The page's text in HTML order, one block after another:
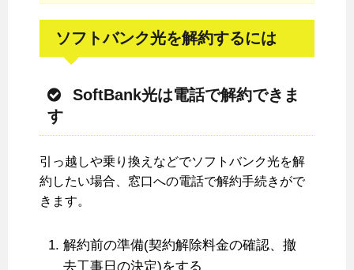
ソフトバンク光を解約するには
SoftBank光は電話で解約できま
す
引っ越しや乗り換えなどでソフトバンク光を解
約したい場合、窓口への電話で解約手続きがで
きます。
解約前の準備(契約解除料金の確認、撤
去工事日の決定)をする